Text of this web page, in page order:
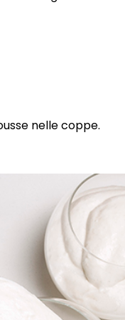
nelle coppe.